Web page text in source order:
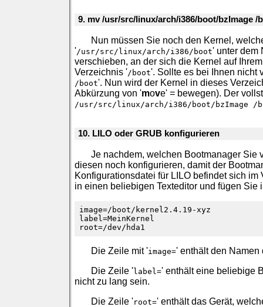
9. mv /usr/src/linux/arch/i386/boot/bzImage /
Nun müssen Sie noch den Kernel,
'/usr/src/linux/arch/i386/boot' unter dem
verschieben, an der sich die Kernel auf
Verzeichnis '/boot'. Sollte es bei Ihnen nicht
/boot'. Nun wird der Kernel in dieses
Abkürzung von 'move' = bewegen). Der
/usr/src/linux/arch/i386/boot/bzImage /
10. LILO oder GRUB konfigurieren
Je nachdem, welchen Bootmanager Sie
diesen noch konfigurieren, damit der
Konfigurationsdatei für LILO befindet sich im
in einen beliebigen Texteditor und fügen
image=/boot/kernel2.4.19-xyz
label=MeinKernel
root=/dev/hda1
Die Zeile mit 'image=' enthält den
Die Zeile 'label=' enthält eine beliebige
nicht zu lang sein.
Die Zeile 'root=' enthält das Gerät,